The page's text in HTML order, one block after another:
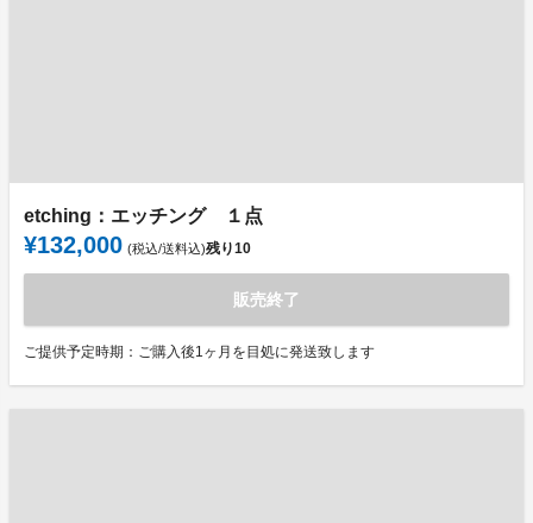
etching：エッチング １点
¥132,000 (税込/送料込)残り10
販売終了
ご提供予定時期：ご購入後1ヶ月を目処に発送致します